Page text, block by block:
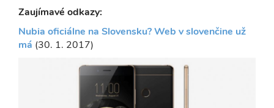
Zaujímavé odkazy:
Nubia oficiálne na Slovensku? Web v slovenčine už
má (30. 1. 2017)